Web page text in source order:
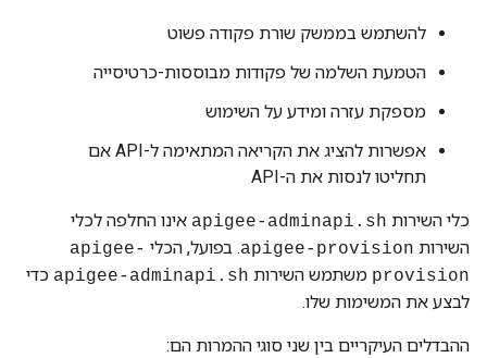
להשתמש בממשק שורת פקודה פשוט
הטמעת השלמה של פקודות מבוססות-כרטיסייה
מספקת עזרה ומידע על השימוש
אפשרות להציג את הקריאה המתאימה ל-API אם
תחליטו לנסות את ה-API
כלי השירות apigee-adminapi.sh אינו החלפה לכלי
השירות apigee-provision. בפועל, הכלי apigee-
provision משתמש השירות apigee-adminapi.sh כדי
לבצע את המשימות שלו.
ההבדלים העיקריים בין שני סוגי ההמרות הם: